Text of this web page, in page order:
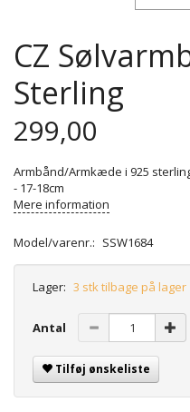
CZ
Sterling
299,00
Armbånd/Armkæde i 925
- 17-18cm
Mere information
Model/varenr.: SSW1684
Lager: 3 stk tilbage på lager
Antal
Tilføj ønskeliste